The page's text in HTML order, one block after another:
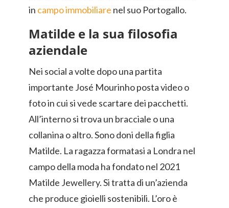
in campo immobiliare nel suo Portogallo.
Matilde e la sua filosofia
aziendale
Nei social a volte dopo una partita
importante José Mourinho posta video o
foto in cui si vede scartare dei pacchetti.
All’interno si trova un bracciale o una
collanina o altro. Sono doni della figlia
Matilde. La ragazza formatasi a Londra nel
campo della moda ha fondato nel 2021
Matilde Jewellery. Si tratta di un’azienda
che produce gioielli sostenibili. L’oro è